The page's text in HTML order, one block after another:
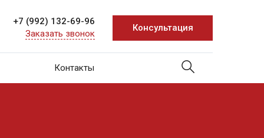
+7 (992) 132-69-96
Заказать звонок
Консультация
Контакты